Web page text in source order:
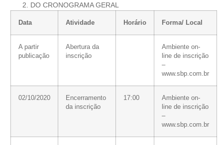
DO CRONOGRAMA GERAL
Data Atividade Horário Forma/ Local
A partir
publicação
Abertura da
inscrição
Ambiente on-
line de inscrição
–
www.sbp.com.br
02/10/2020
Encerramento
da inscrição
17:00
Ambiente on-
line de inscrição
–
www.sbp.com.br